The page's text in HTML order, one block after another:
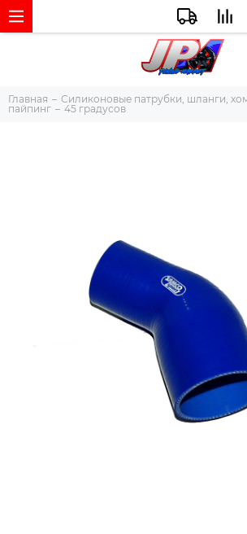
Главная Силиконовые патрубки, шланги,
пайпинг
45 градусов